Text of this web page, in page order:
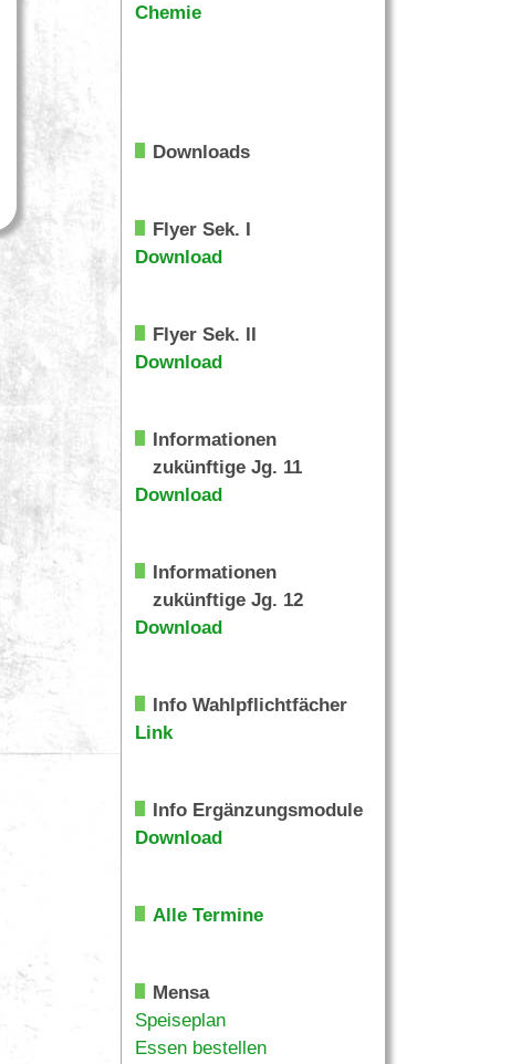
Chemie
Downloads
Flyer Sek. I
Download
Flyer Sek. II
Download
Informationen
zukünftige Jg. 11
Download
Informationen
zukünftige Jg. 12
Download
Info Wahlpflichtfächer
Link
Info Ergänzungsmodule
Download
Alle Termine
Mensa
Speiseplan
Essen bestellen